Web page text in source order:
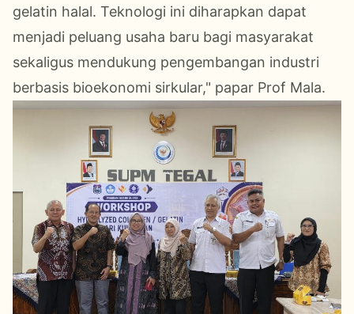
gelatin halal. Teknologi ini diharapkan dapat
menjadi peluang usaha baru bagi masyarakat
sekaligus mendukung pengembangan industri
berbasis bioekonomi sirkular," papar Prof Mala.